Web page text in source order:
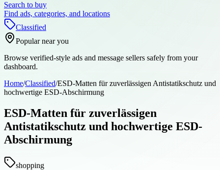
Search to buy
Find ads, categories, and locations
Classified
Popular near you
Browse verified-style ads and message sellers safely from your
dashboard.
Home/Classified/ESD-Matten für zuverlässigen Antistatikschutz und
hochwertige ESD-Abschirmung
ESD-Matten für zuverlässigen
Antistatikschutz und hochwertige ESD-
Abschirmung
shopping